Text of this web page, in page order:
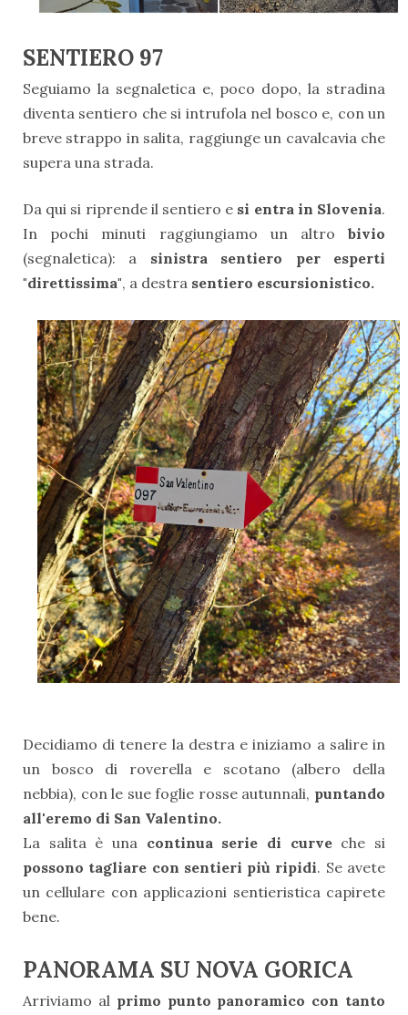
SENTIERO 97
Seguiamo la segnaletica e, poco dopo, la stradina
diventa sentiero che si intrufola nel bosco e, con un
breve strappo in salita, raggiunge un cavalcavia che
supera una strada.
Da qui si riprende il sentiero e si entra in Slovenia.
In pochi minuti raggiungiamo un altro bivio
(segnaletica): a sinistra sentiero per esperti
"direttissima", a destra sentiero escursionistico.
Decidiamo di tenere la destra e iniziamo a salire in
un bosco di roverella e scotano (albero della
nebbia), con le sue foglie rosse autunnali, puntando
all'eremo di San Valentino.
La salita è una continua serie di curveche si
possono tagliare con sentieri più ripidi. Se avete
un cellulare con applicazioni sentieristica capirete
bene.
PANORAMA SU NOVA GORICA
Arriviamo al primo punto panoramico con tanto